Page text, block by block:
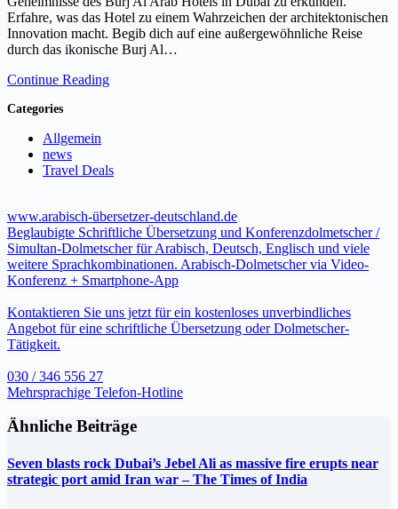
Erfahre, was das Hotel zu einem Wahrzeichen der architektonischen
Innovation macht. Begib dich auf eine außergewöhnliche Reise
durch das ikonische Burj Al…
Continue Reading
Categories
Allgemein
news
Travel Deals
www.arabisch-übersetzer-deutschland.de
Beglaubigte Schriftliche Übersetzung und Konferenzdolmetscher /
Simultan-Dolmetscher für Arabisch, Deutsch, Englisch und viele
weitere Sprachkombinationen. Arabisch-Dolmetscher via Video-
Konferenz + Smartphone-App
Kontaktieren Sie uns jetzt für ein kostenloses unverbindliches
Angebot für eine schriftliche Übersetzung oder Dolmetscher-
Tätigkeit.
030 / 346 556 27
Mehrsprachige Telefon-Hotline
Ähnliche Beiträge
Seven blasts rock Dubai’s Jebel Ali as massive fire erupts near
strategic port amid Iran war – The Times of India